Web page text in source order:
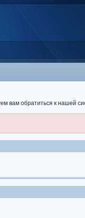
вам обратиться к нашей